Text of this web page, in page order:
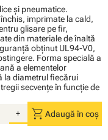
şi pneumatice.
imprimate la cald,
glisare pe fir,
din materiale de înaltă
obţinut UL94-V0,
Forma specială a
a elementelor
la diametrul fiecărui
secvenţe în funcţie de
+ shopping_cart Adaugă în coș